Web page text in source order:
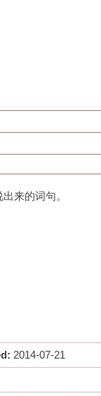
来的词句。
2014-07-21